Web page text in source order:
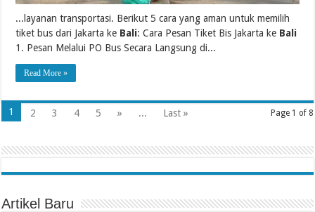
...layanan transportasi. Berikut 5 cara yang aman untuk memilih
tiket bus dari Jakarta ke Bali: Cara Pesan Tiket Bis Jakarta ke Bali
1. Pesan Melalui PO Bus Secara Langsung di...
Read More »
Page 1 of 8
1 2 3 4 5 » ... Last »
Artikel Baru